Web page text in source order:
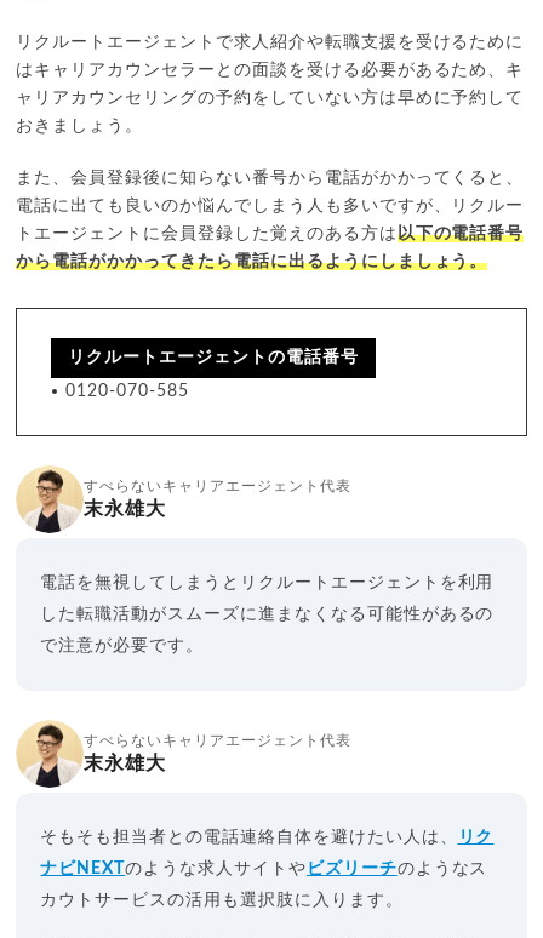
リクルートエージェントで求人紹介や転職支援を受けるために
はキャリアカウンセラーとの面談を受ける必要があるため、キ
ャリアカウンセリングの予約をしていない方は早めに予約して
おきましょう。
また、会員登録後に知らない番号から電話がかかってくると、
電話に出ても良いのか悩んでしまう人も多いですが、リクルー
トエージェントに会員登録した覚えのある方は以下の電話番号
から電話がかかってきたら電話に出るようにしましょう。
リクルートエージェントの電話番号
0120-070-585
すべらないキャリアエージェント代表
末永雄大
電話を無視してしまうとリクルートエージェントを利用
した転職活動がスムーズに進まなくなる可能性があるの
で注意が必要です。
すべらないキャリアエージェント代表
末永雄大
そもそも担当者との電話連絡自体を避けたい人は、
リク
ナビNEXTのような求人サイトや ビズリーチのようなス
カウトサービスの活用も選択肢に入ります。